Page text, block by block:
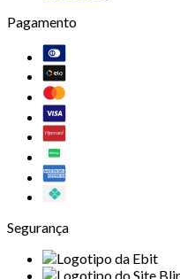
Pagamento
Segurança